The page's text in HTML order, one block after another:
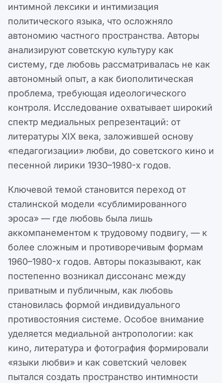
интимной лексики и интимизация
политического языка, что осложняло
автономию частного пространства. Авторы
анализируют советскую культуру как
систему, где любовь рассматривалась не как
автономный опыт, а как биополитическая
проблема, требующая идеологического
контроля. Исследование охватывает широкий
спектр медиальных репрезентаций: от
литературы XIX века, заложившей основу
«педагогизации» любви, до советского кино и
песенной лирики 1930–1980-х годов.
Ключевой темой становится переход от
сталинской модели «сублимированного
эроса» — где любовь была лишь
аккомпанементом к трудовому подвигу, — к
более сложным и противоречивым формам
1960–1980-х годов. Авторы показывают, как
постепенно возникал диссонанс между
приватным и публичным, как любовь
становилась формой индивидуального
противостояния системе. Особое внимание
уделяется медиальной антропологии: как
кино, литература и фотография формировали
«языки любви» и как советский человек
пытался создать пространство интимности